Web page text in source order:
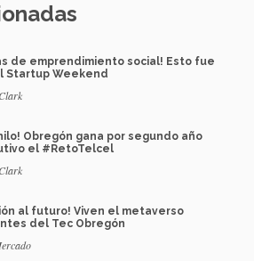
de emprendimiento social! Esto fue
Startup Weekend
Obregón gana por segundo año
el #RetoTelcel
al futuro! Viven el metaverso
del Tec Obregón